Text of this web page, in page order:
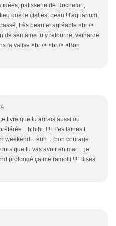
idées, patisserie de Rochefort,
que le ciel est beau !!l'aquarium
très beau et agréable.<br />
de semaine tu y retourne, veinarde
ta valise.<br /> <br /> >Bon
livre que tu aurais aussi ou
!!!! T'es laines t
weekend ...euh ....bon courage
que tu vas avoir en mai ....je
prolongé ça me ramolli !!!! Bises